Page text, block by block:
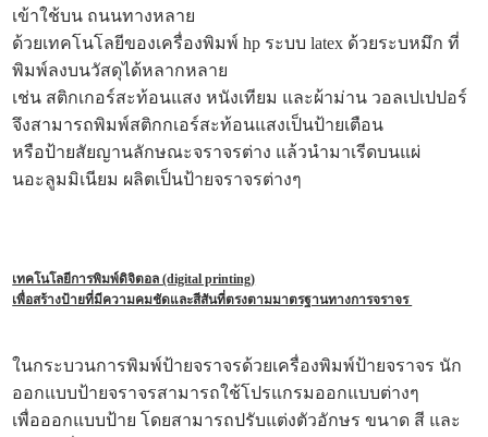
เข้าใช้บน ถนนทางหลาย
ด้วยเทคโนโลยีของเครื่องพิมพ์ hp ระบบ latex ด้วยระบหมึก ที่
พิมพ์ลงบนวัสดุได้หลากหลาย
เช่น สติกเกอร์สะท้อนแสง หนังเทียม และผ้าม่าน วอลเปเปปอร์
จึงสามารถพิมพ์สติกกเอร์สะท้อนแสงเป็นป้ายเตือน
หรือป้ายสัยญานลักษณะจราจรต่าง แล้วนำมาเรีดบนแผ่
นอะลูมมิเนียม ผลิตเป็นป้ายจราจรต่างๆ
เทคโนโลยีการพิมพ์ดิจิตอล (digital printing)
เพื่อสร้างป้ายที่มีความคมชัดและสีสันที่ตรงตามมาตรฐานทางการจราจร
ในกระบวนการพิมพ์ป้ายจราจรด้วยเครื่องพิมพ์ป้ายจราจร นัก
ออกแบบป้ายจราจรสามารถใช้โปรแกรมออกแบบต่างๆ
เพื่อออกแบบป้าย โดยสามารถปรับแต่งตัวอักษร ขนาด สี และ